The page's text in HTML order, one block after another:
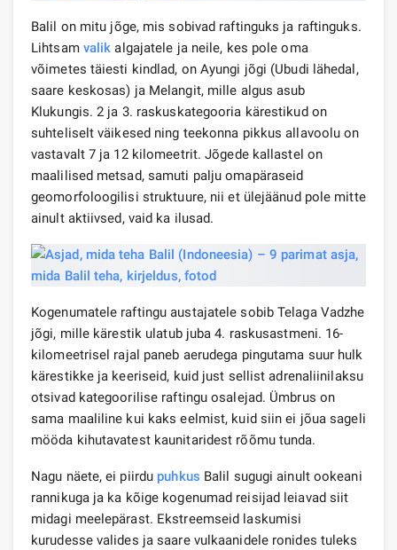
Balil on mitu jõge, mis sobivad raftinguks ja raftinguks.
Lihtsam valik algajatele ja neile, kes pole oma
võimetes täiesti kindlad, on Ayungi jõgi (Ubudi lähedal,
saare keskosas) ja Melangit, mille algus asub
Klukungis. 2 ja 3. raskuskategooria kärestikud on
suhteliselt väikesed ning teekonna pikkus allavoolu on
vastavalt 7 ja 12 kilomeetrit. Jõgede kallastel on
maalilised metsad, samuti palju omapäraseid
geomorfoloogilisi struktuure, nii et ülejäänud pole mitte
ainult aktiivsed, vaid ka ilusad.
Kogenumatele raftingu austajatele sobib Telaga Vadzhe
jõgi, mille kärestik ulatub juba 4. raskusastmeni. 16-
kilomeetrisel rajal paneb aerudega pingutama suur hulk
kärestikke ja keeriseid, kuid just sellist adrenaliinilaksu
otsivad kategoorilise raftingu osalejad. Ümbrus on
sama maaliline kui kaks eelmist, kuid siin ei jõua sageli
mööda kihutavatest kaunitaridest rõõmu tunda.
Nagu näete, ei piirdu puhkus Balil sugugi ainult ookeani
rannikuga ja ka kõige kogenumad reisijad leiavad siit
midagi meelepärast. Ekstreemseid laskumisi
kurudesse valides ja saare vulkaanidele ronides tuleks